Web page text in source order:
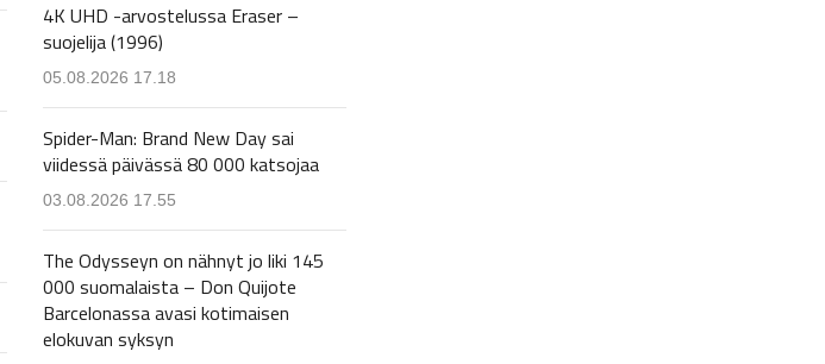
4K UHD -arvostelussa Eraser –
suojelija (1996)
05.08.2026 17.18
Spider-Man: Brand New Day sai
viidessä päivässä 80 000 katsojaa
03.08.2026 17.55
The Odysseyn on nähnyt jo liki 145
000 suomalaista – Don Quijote
Barcelonassa avasi kotimaisen
elokuvan syksyn